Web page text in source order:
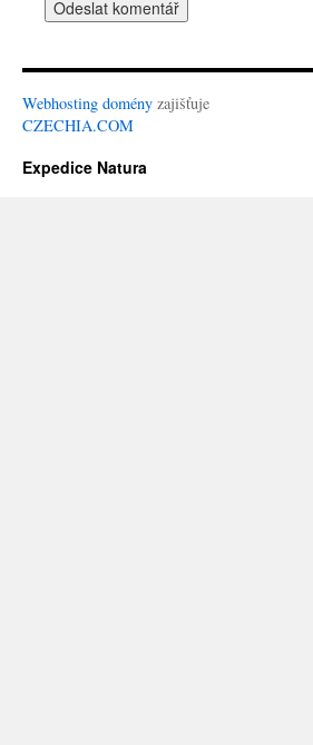
Webhosting domény zajišťuje
CZECHIA.COM
Expedice Natura